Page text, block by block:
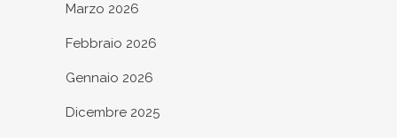
Marzo 2026
Febbraio 2026
Gennaio 2026
Dicembre 2025